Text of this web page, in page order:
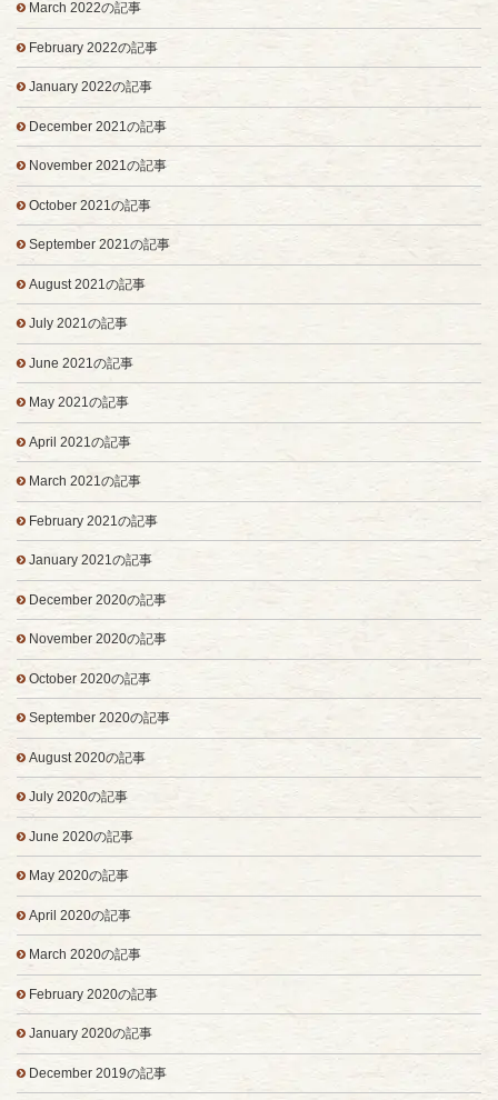
March 2022の記事
February 2022の記事
January 2022の記事
December 2021の記事
November 2021の記事
October 2021の記事
September 2021の記事
August 2021の記事
July 2021の記事
June 2021の記事
May 2021の記事
April 2021の記事
March 2021の記事
February 2021の記事
January 2021の記事
December 2020の記事
November 2020の記事
October 2020の記事
September 2020の記事
August 2020の記事
July 2020の記事
June 2020の記事
May 2020の記事
April 2020の記事
March 2020の記事
February 2020の記事
January 2020の記事
December 2019の記事